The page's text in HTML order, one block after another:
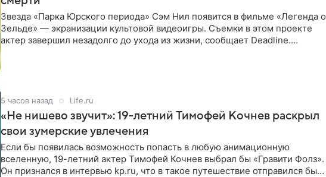
Звезда «Парка Юрского периода» Сэм Нил появится в фильме «Легенда о
Зельде» — экранизации культовой видеоигры. Съемки в этом проекте
актер завершил незадолго до ухода из жизни, сообщает Deadline.
5 часов назад Life.ru
«Не нишево звучит»: 19-летний Тимофей Кочнев раскрыл
свои зумерские увлечения
Если бы появилась возможность попасть в любую анимационную
вселенную, 19-летний актер Тимофей Кочнев выбрал бы «Гравити Фолз».
Он признался в интервью kp.ru, что в такое путешествие отправился бы